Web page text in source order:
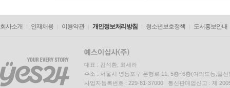
회사소개 인재채용 이용약관 개인정보처리방침 청소년보호정책 도서홍보안내
대표 : 김석환, 최세라
주소 : 서울시 영등포구 은행로 11, 5층~6층(여의도동,일신
사업자등록번호 : 229-81-37000 통신판매업신고 : 제